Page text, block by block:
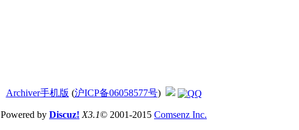
Archiver手机版 (沪ICP备06058577号)
Powered by Discuz! X3.1© 2001-2015 Comsenz Inc.